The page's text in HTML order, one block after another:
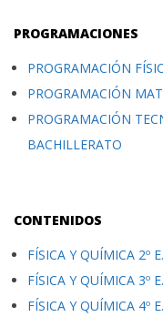
PROGRAMACIONES
PROGRAMACIÓN
PROGRAMACIÓN
PROGRAMACIÓN
BACHILLERATO
CONTENIDOS
FÍSICA Y QUÍMICA 2º
FÍSICA Y QUÍMICA 3º
FÍSICA Y QUÍMICA 4º